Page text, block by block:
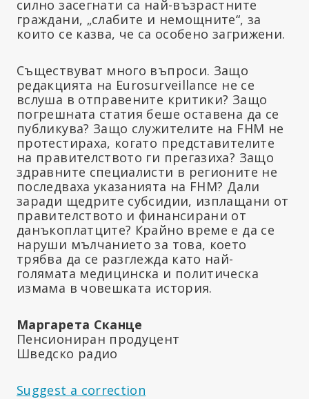
силно засегнати са най-възрастните
граждани, „слабите и немощните“, за
които се казва, че са особено загрижени.
Съществуват много въпроси. Защо
редакцията на Eurosurveillance не се
вслуша в отправените критики? Защо
погрешната статия беше оставена да се
публикува? Защо служителите на FHM не
протестираха, когато представителите
на правителството ги прегазиха? Защо
здравните специалисти в регионите не
последваха указанията на FHM? Дали
заради щедрите субсидии, изплащани от
правителството и финансирани от
данъкоплатците? Крайно време е да се
наруши мълчанието за това, което
трябва да се разглежда като най-
голямата медицинска и политическа
измама в човешката история.
Маргарета Сканце
Пенсиониран продуцент
Шведско радио
Suggest a correction